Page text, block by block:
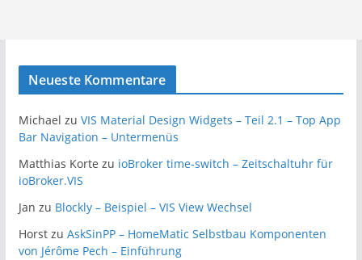
Neueste Kommentare
Michael zu VIS Material Design Widgets – Teil 2.1 – Top App
Bar Navigation – Untermenüs
Matthias Korte zu ioBroker time-switch – Zeitschaltuhr für
ioBroker.VIS
Jan zu Blockly – Beispiel – VIS View Wechsel
Horstzu AskSinPP – HomeMatic Selbstbau Komponenten
von Jérôme Pech – Einführung